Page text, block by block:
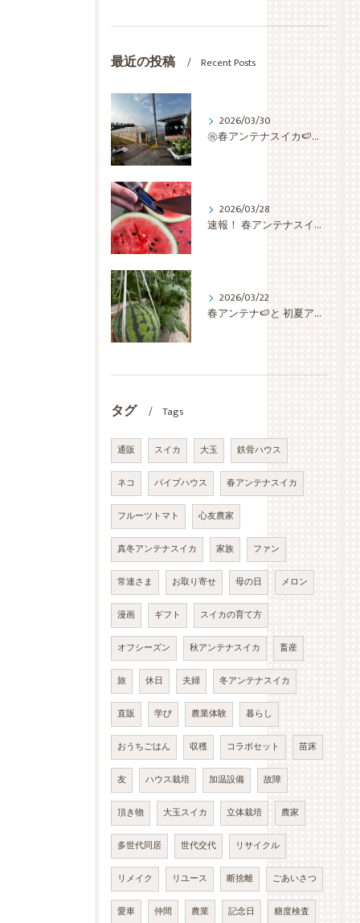
最近の投稿 Recent Posts
2026/03/30
㊗️春アンテナスイカ🍉収穫開始✨✨✨ いきなり 最盛期です🫡
2026/03/28
速報！ 春アンテナスイカ🍉 検査切り🔪の結果は… 糖度上等👌ほぼ 仕上がっちゅう👏👏👏
2026/03/22
春アンテナ🍉と 初夏アンテナ🍉と 蕨🌿
タグ Tags
通販 スイカ 大玉 鉄骨ハウス
ネコ パイプハウス 春アンテナスイカ
フルーツトマト 心友農家
真冬アンテナスイカ 家族 ファン
常連さま お取り寄せ 母の日 メロン
漫画 ギフト スイカの育て方
オフシーズン 秋アンテナスイカ 畜産
旅 休日 夫婦 冬アンテナスイカ
直販 学び 農業体験 暮らし
おうちごはん 収穫 コラボセット 苗床
友 ハウス栽培 加温設備 故障
頂き物 大玉スイカ 立体栽培 農家
多世代同居 世代交代 リサイクル
リメイク リユース 断捨離 ごあいさつ
愛車 仲間 農業 記念日 糖度検査